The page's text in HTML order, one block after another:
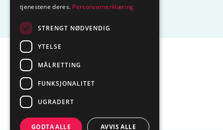
Centrol
Sentralbord tlf.
Epost:
Org.nr.: NO 936 285 244 MVA
tjenestene deres. Personvernerklæring
STRENGT NØDVENDIG
YTELSE
MÅLRETTING
FUNKSJONALITET
UGRADERT
GODTA ALLE AVVIS ALLE